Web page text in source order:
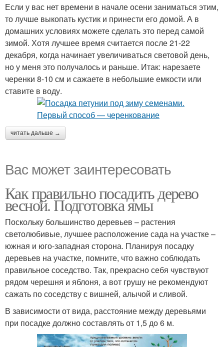
Если у вас нет времени в начале осени заниматься этим,
то лучше выкопать кустик и принести его домой. А в
домашних условиях можете сделать это перед самой
зимой. Хотя лучшее время считается после 21-22
декабря, когда начинает увеличиваться световой день,
но у меня это получалось и раньше. Итак: нарезаете
черенки 8-10 см и сажаете в небольшие емкости или
ставите в воду.
читать дальше →
Вас может заинтересовать
Как правильно посадить дерево
весной. Подготовка ямы
Поскольку большинство деревьев – растения
светолюбивые, лучшее расположение сада на участке –
южная и юго-западная сторона. Планируя посадку
деревьев на участке, помните, что важно соблюдать
правильное соседство. Так, прекрасно себя чувствуют
рядом черешня и яблоня, а вот грушу не рекомендуют
сажать по соседству с вишней, алычой и сливой.
В зависимости от вида, расстояние между деревьями
при посадке должно составлять от 1,5 до 6 м.